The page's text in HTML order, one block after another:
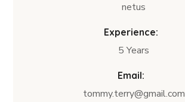
netus
Experience:
5 Years
Email:
tommy.terry@gmail.com